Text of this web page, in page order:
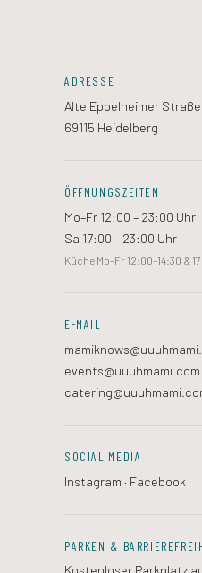
ADRESSE
Alte Eppelheimer
69115 Heidelberg
ÖFFNUNGSZEITEN
Mo–Fr 12:00 – 23:00 Uhr
Sa 17:00 – 23:00 Uhr
Küche Mo–Fr 12:00–14:30 &
E-MAIL
events@uuuhmami.com
SOCIAL MEDIA
Instagram · Facebook
PARKEN &